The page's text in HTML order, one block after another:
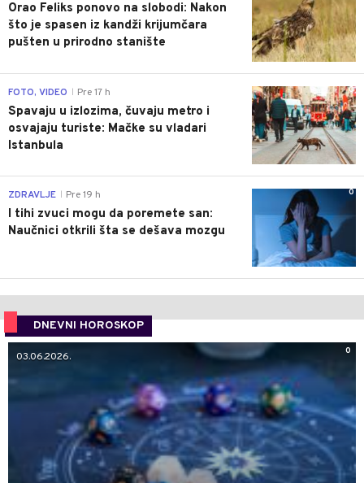
Orao Feliks ponovo na slobodi: Nakon
što je spasen iz kandži krijumčara
pušten u prirodno stanište
0
FOTO, VIDEO Pre 17 h
Spavaju u izlozima, čuvaju metro i
osvajaju turiste: Mačke su vladari
Istanbula
0
ZDRAVLJE Pre 19 h
I tihi zvuci mogu da poremete san:
Naučnici otkrili šta se dešava mozgu
DNEVNI HOROSKOP
0
03.06.2026.